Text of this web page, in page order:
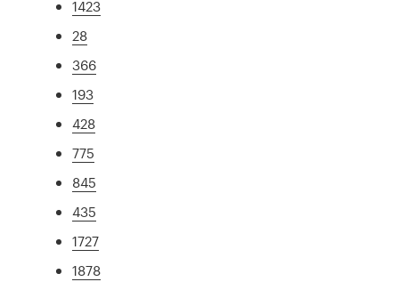
1423
28
366
193
428
775
845
435
1727
1878